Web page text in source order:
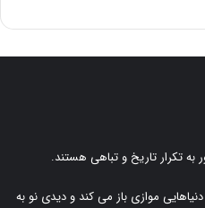
به تکرار تاریخ و تباهی هستند.
موازی باز می کند و دیدی نو به